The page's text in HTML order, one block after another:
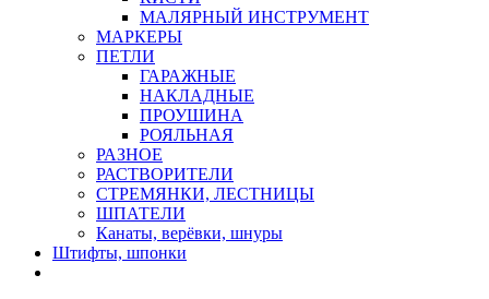
МАЛЯРНЫЙ ИНСТРУМЕНТ
МАРКЕРЫ
ПЕТЛИ
ГАРАЖНЫЕ
НАКЛАДНЫЕ
ПРОУШИНА
РОЯЛЬНАЯ
РАЗНОЕ
РАСТВОРИТЕЛИ
СТРЕМЯНКИ, ЛЕСТНИЦЫ
ШПАТЕЛИ
Канаты, верёвки, шнуры
Штифты, шпонки